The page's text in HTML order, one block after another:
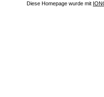
Diese Homepage wurde mit